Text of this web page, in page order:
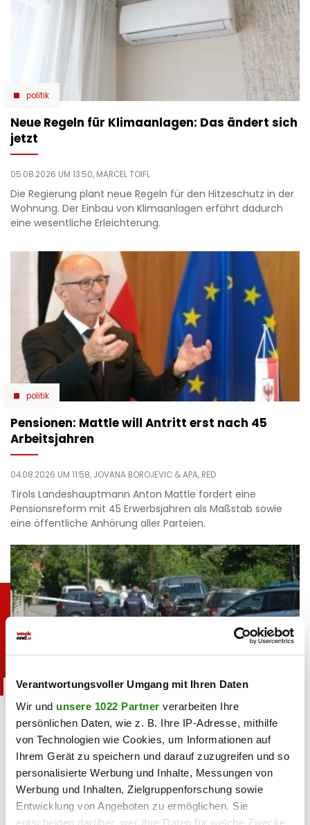
Verantwortungsvoller Umgang mit Ihren Daten
Wir und unsere 1022 Partner verarbeiten Ihre
persönlichen Daten, wie z. B. Ihre IP-Adresse, mithilfe
von Technologien wie Cookies, um Informationen auf
Ihrem Gerät zu speichern und darauf zuzugreifen und so
personalisierte Werbung und Inhalte, Messungen von
Werbung und Inhalten, Zielgruppenforschung sowie
Entwicklung von Angeboten zu ermöglichen. Sie
entscheiden darüber, wer Ihre Daten für welche Zwecke
politik
Neue Regeln für Klimaanlagen: Das ändert sich
jetzt
05.08.2026 UM 13:50, MARCEL TOIFL
Die Regierung plant neue Regeln für den Hitzeschutz in der
Wohnung. Der Einbau von Klimaanlagen erfährt dadurch
eine wesentliche Erleichterung.
politik
Pensionen: Mattle will Antritt erst nach 45
Arbeitsjahren
04.08.2026 UM 11:58, JOVANA BOROJEVIC & APA, RED
Tirols Landeshauptmann Anton Mattle fordert eine
Pensionsreform mit 45 Erwerbsjahren als Maßstab sowie
eine öffentliche Anhörung aller Parteien.
chronik
Langenzersdorf: Kampfsportler nennt Schock-
Mordmotiv
07.08.2026 UM 12:19,MARCEL TOIFL
Nach dem Mord in Langenzersdorf gibt es Gewissheit über
die Hintergründe der Tat. Der tatverdächtige Kampfsportler
nannte als Motiv reinen Schwulenhass.